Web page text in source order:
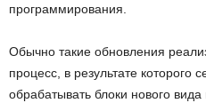
программирования.
Обычно такие обновления
процесс, в результате которого
обрабатывать блоки нового